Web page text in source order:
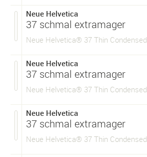
Neue Helvetica
37 schmal extramager
Neue Helvetica® 37 Thin Condensed
Neue Helvetica
37 schmal extramager
Neue Helvetica® 37 Thin Condensed
Neue Helvetica
37 schmal extramager
Neue Helvetica® 37 Thin Condensed